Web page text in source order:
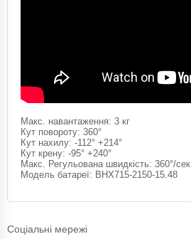
Макс. навантаження: 3 кг
Кут повороту: 360°
Кут нахилу: -112° +214°
Кут крену: -95° +240°
Макс. Регульована швидкість: 360°/сек
Модель батареї: BHX715-2150-15.48
Соціальні мережі